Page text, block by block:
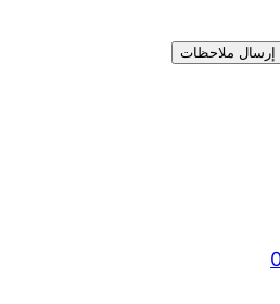
إرسال ملاحظات